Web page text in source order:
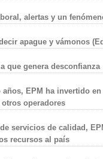
alertas y un
apague y vámonos
que genera desconfianza
años, EPM ha invertido en
otros operadores
servicios de calidad,
recursos al país